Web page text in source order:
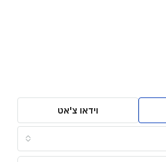
וידאו צ'אט